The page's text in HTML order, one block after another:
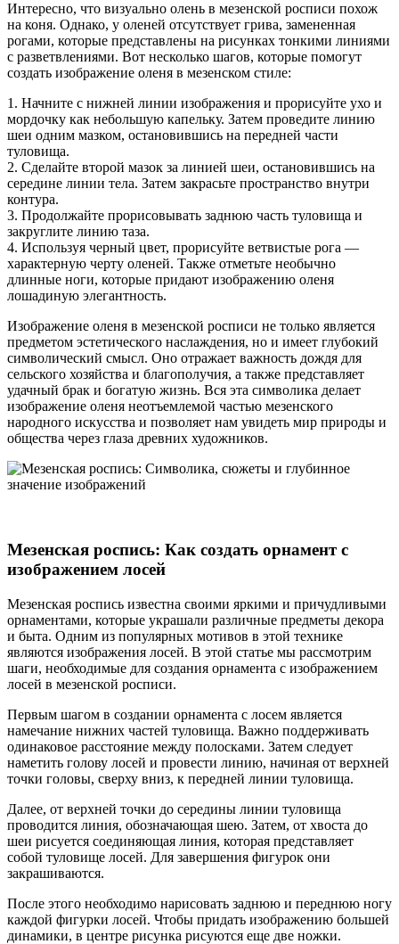
Интересно, что визуально олень в мезенской росписи похож
на коня. Однако, у оленей отсутствует грива, замененная
рогами, которые представлены на рисунках тонкими линиями
с разветвлениями. Вот несколько шагов, которые помогут
создать изображение оленя в мезенском стиле:
1. Начните с нижней линии изображения и прорисуйте ухо и
мордочку как небольшую капельку. Затем проведите линию
шеи одним мазком, остановившись на передней части
туловища.
2. Сделайте второй мазок за линией шеи, остановившись на
середине линии тела. Затем закрасьте пространство внутри
контура.
3. Продолжайте прорисовывать заднюю часть туловища и
закруглите линию таза.
4. Используя черный цвет, прорисуйте ветвистые рога —
характерную черту оленей. Также отметьте необычно
длинные ноги, которые придают изображению оленя
лошадиную элегантность.
Изображение оленя в мезенской росписи не только является
предметом эстетического наслаждения, но и имеет глубокий
символический смысл. Оно отражает важность дождя для
сельского хозяйства и благополучия, а также представляет
удачный брак и богатую жизнь. Вся эта символика делает
изображение оленя неотъемлемой частью мезенского
народного искусства и позволяет нам увидеть мир природы и
общества через глаза древних художников.
Мезенская роспись: Как создать орнамент с
изображением лосей
Мезенская роспись известна своими яркими и причудливыми
орнаментами, которые украшали различные предметы декора
и быта. Одним из популярных мотивов в этой технике
являются изображения лосей. В этой статье мы рассмотрим
шаги, необходимые для создания орнамента с изображением
лосей в мезенской росписи.
Первым шагом в создании орнамента с лосем является
намечание нижних частей туловища. Важно поддерживать
одинаковое расстояние между полосками. Затем следует
наметить голову лосей и провести линию, начиная от верхней
точки головы, сверху вниз, к передней линии туловища.
Далее, от верхней точки до середины линии туловища
проводится линия, обозначающая шею. Затем, от хвоста до
шеи рисуется соединяющая линия, которая представляет
собой туловище лосей. Для завершения фигурок они
закрашиваются.
После этого необходимо нарисовать заднюю и переднюю ногу
каждой фигурки лосей. Чтобы придать изображению большей
динамики, в центре рисунка рисуются еще две ножки.